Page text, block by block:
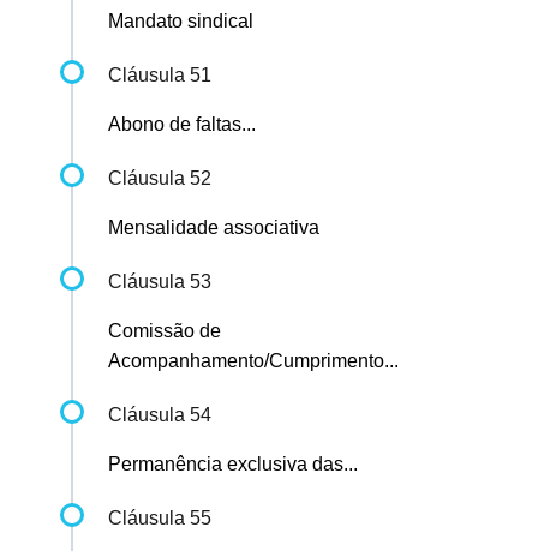
Mandato sindical
Cláusula 51
Abono de faltas...
Cláusula 52
Mensalidade associativa
Cláusula 53
Comissão de
Acompanhamento/Cumprimento...
Cláusula 54
Permanência exclusiva das...
Cláusula 55